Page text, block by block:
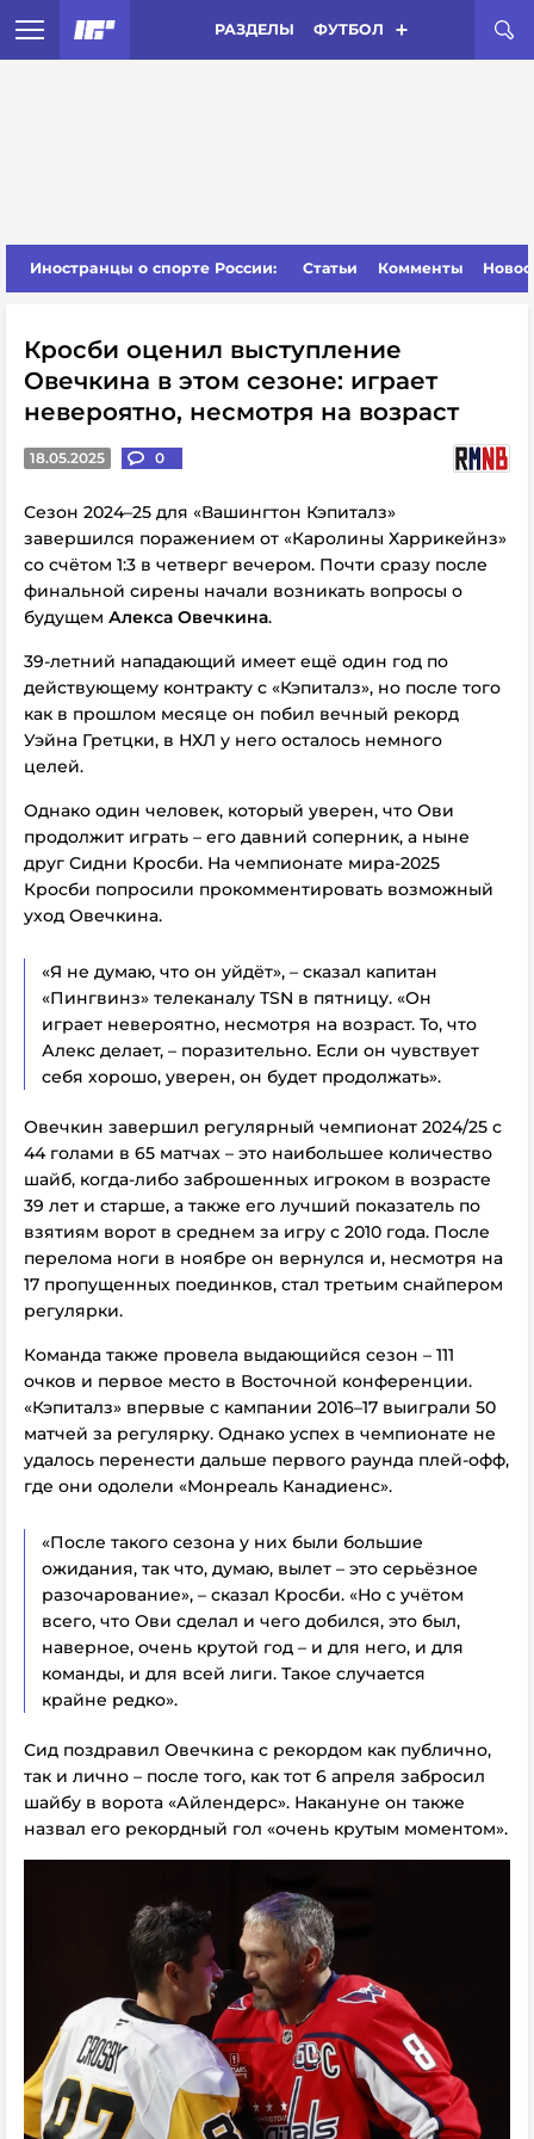
РАЗДЕЛЫ ФУТБОЛ
Иностранцы о спорте России: Статьи Комменты
Кросби оценил выступление
Овечкина в этом сезоне: играет
невероятно, несмотря на возраст
18.05.2025 0
Сезон 2024–25 для «Вашингтон Кэпиталз»
завершился поражением от «Каролины Харрикейнз»
со счётом 1:3 в четверг вечером. Почти сразу после
финальной сирены начали возникать вопросы о
будущем Алекса Овечкина.
39-летний нападающий имеет ещё один год по
действующему контракту с «Кэпиталз», но после того
как в прошлом месяце он побил вечный рекорд
Уэйна Гретцки, в НХЛ у него осталось немного
целей.
Однако один человек, который уверен, что Ови
продолжит играть – его давний соперник, а ныне
друг Сидни Кросби. На чемпионате мира-2025
Кросби попросили прокомментировать возможный
уход Овечкина.
«Я не думаю, что он уйдёт», – сказал капитан
«Пингвинз» телеканалу TSN в пятницу. «Он
играет невероятно, несмотря на возраст. То, что
Алекс делает, – поразительно. Если он чувствует
себя хорошо, уверен, он будет продолжать».
Овечкин завершил регулярный чемпионат 2024/25 с
44 голами в 65 матчах – это наибольшее количество
шайб, когда-либо заброшенных игроком в возрасте
39 лет и старше, а также его лучший показатель по
взятиям ворот в среднем за игру с 2010 года. После
перелома ноги в ноябре он вернулся и, несмотря на
17 пропущенных поединков, стал третьим снайпером
регулярки.
Команда также провела выдающийся сезон – 111
очков и первое место в Восточной конференции.
«Кэпиталз» впервые с кампании 2016–17 выиграли 50
матчей за регулярку. Однако успех в чемпионате не
удалось перенести дальше первого раунда плей-офф,
где они одолели «Монреаль Канадиенс».
«После такого сезона у них были большие
ожидания, так что, думаю, вылет – это серьёзное
разочарование», – сказал Кросби. «Но с учётом
всего, что Ови сделал и чего добился, это был,
наверное, очень крутой год – и для него, и для
команды, и для всей лиги. Такое случается
крайне редко».
Сид поздравил Овечкина с рекордом как публично,
так и лично – после того, как тот 6 апреля забросил
шайбу в ворота «Айлендерс». Накануне он также
назвал его рекордный гол «очень крутым моментом».